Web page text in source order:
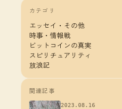
カテゴリ
エッセイ・その他
時事・情報戦
ビットコインの真実
スピリチュアリティ
放浪記
関連記事
2023.08.16